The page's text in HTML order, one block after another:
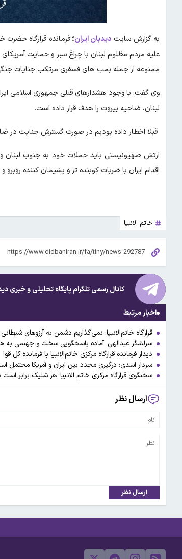
به گزارش سایت دیدبان ایران؛فرمانده قرارگاه
علیه مردم مظلوم لبنان با چراغ سبز و حمایت آمریکای
ممنوعه از جمله بمب های فسفری مرتکب جنایات
وی گفت: با وجود هشدارهای قبلی جمهوری اسلامی
لبنان، ضاحیه بیروت را هدف قرار داده است.
قبلا اخطار داده بودیم در صورت گسترش جنایت در
ارتش صهیونیستی باید حملات خود به جنوب
اقدام ایران با ضربات کوبنده تر و پشیمان کننده
خاتم الانبیا
کانال رسمی تلگرام پایگاه تحلیلی و خبری
اخبار مرتبط
قرارگاه خاتم‌‌الانبیا: نمی‌گذاریم دشمن به آرزوهای
سرلشگر عبدالهی: آماده پاسخگویی سخت و جهنمی به
دیدار فرمانده قرارگاه مرکزی خاتم‌الانبیا با فرمانده کل قوا
سردار اسدی: درگیری مجدد بین ایران و آمریکا محتمل
سخنگوی قرارگاه مرکزی خاتم الانبیا: هر شلیک برابر است با ۸۰ اصابت در نقاط
ارسال نظر
ارسال نظر